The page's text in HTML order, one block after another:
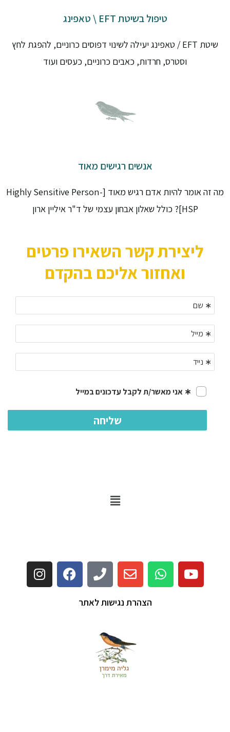
טיפול בשיטת EFT \ טאפינג
שיטת EFT / טאפינג יעילה לשינוי דפוסים כרוניים, להפגת לחץ
וסטרס, חרדות, כאבים כרוניים, כעסים ועוד
אנשים רגישים מאוד
מה זה אומר להיות אדם רגיש מאוד [Highly Sensitive Person-
HSP]? כולל שאלון אבחון עצמי של ד"ר איליין ארון
הצהרת נגישות לאתר